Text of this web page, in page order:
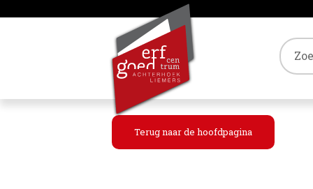
Terug naar de hoofdpagina